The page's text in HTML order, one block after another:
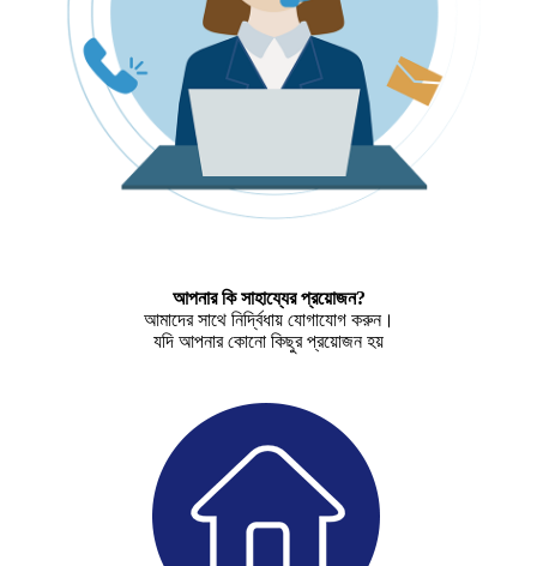
আপনার কি সাহায্যের প্রয়োজন?
আমাদের সাথে নির্দ্বিধায় যোগাযোগ করুন।
যদি আপনার কোনো কিছুর প্রয়োজন হয়